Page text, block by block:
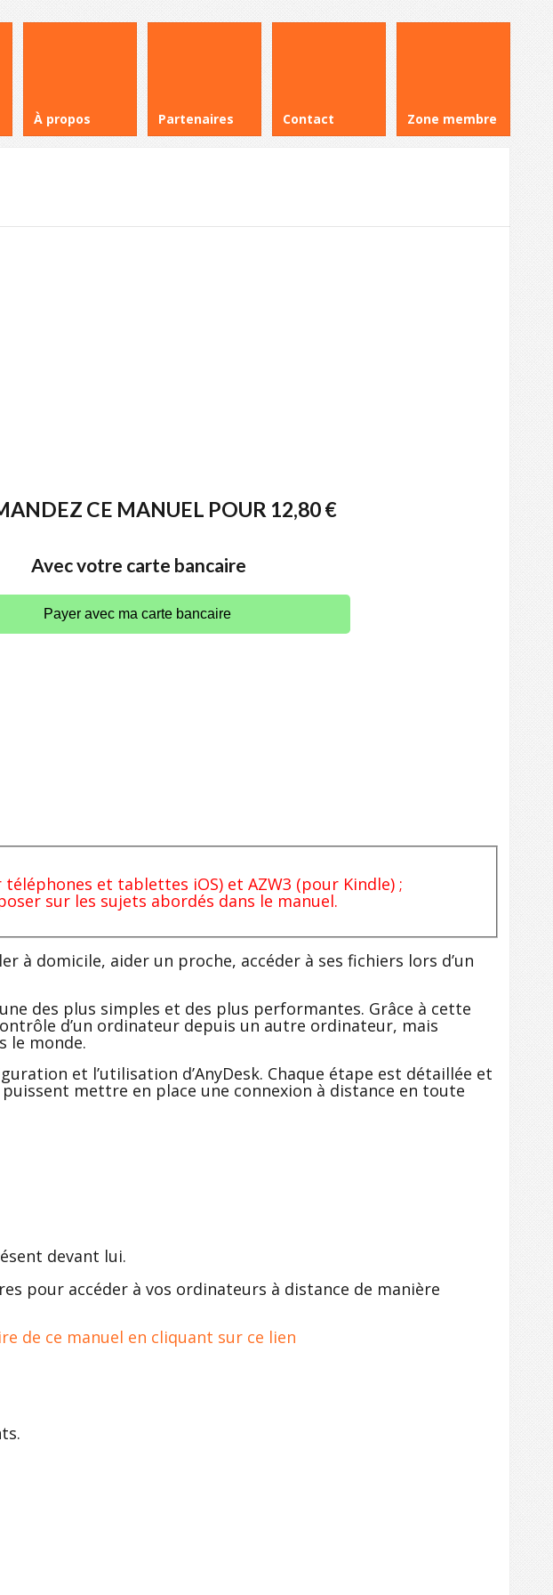
À propos Partenaires Contact Zone membre
CE MANUEL POUR 12,80 €
Avec votre carte bancaire
Payer avec ma carte bancaire
et tablettes iOS) et AZW3 (pour Kindle) ;
sur les sujets abordés dans le manuel.
à domicile, aider un proche, accéder à ses fichiers lors d’un
des plus simples et des plus performantes. Grâce à cette
d’un ordinateur depuis un autre ordinateur, mais
le monde.
et l’utilisation d’AnyDesk. Chaque étape est détaillée et
mettre en place une connexion à distance en toute
devant lui.
pour accéder à vos ordinateurs à distance de manière
de ce manuel en cliquant sur ce lien